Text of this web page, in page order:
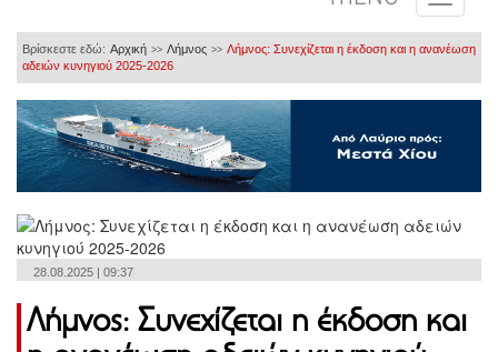
Βρίσκεστε εδώ: Αρχική >> Λήμνος >> Λήμνος: Συνεχίζεται η έκδοση και η ανανέωση
αδειών κυνηγιού 2025-2026
28.08.2025 | 09:37
Λήμνος: Συνεχίζεται η έκδοση και